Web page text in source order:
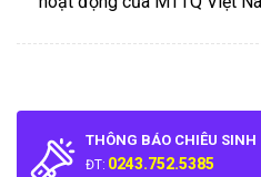
THÔNG BÁO CHIÊU SINH
ĐT: 0243.752.5385